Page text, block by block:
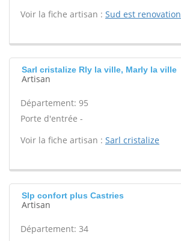
Voir la fiche artisan : Sud est renovation
Sarl cristalize Rly la ville, Marly la ville
Artisan
Département: 95
Porte d'entrée -
Voir la fiche artisan : Sarl cristalize
Slp confort plus Castries
Artisan
Département: 34